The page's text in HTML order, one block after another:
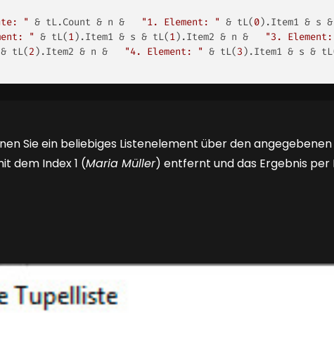
" & tL.Count & n & "1. Element: " & tL(0).Item1 & s
" & tL(1).Item1 & s & tL(1).Item2 & n & "3.
tL(2).Item2 & n & "4. Element: " & tL(3).Item1 & s &
Sie ein beliebiges Listenelement über den angegebenen
dem Index 1 (Maria Müller) entfernt und das Ergebnis per